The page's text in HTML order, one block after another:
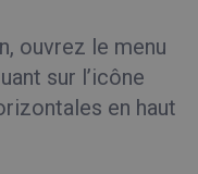
ouvrez le menu
sur l’icône
en haut